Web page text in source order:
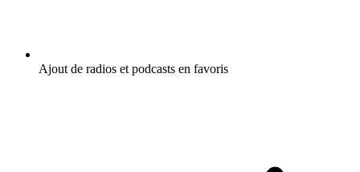
Ajout de radios et podcasts en favoris